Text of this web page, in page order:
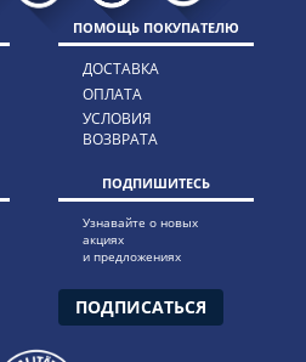
ПОМОЩЬ ПОКУПАТЕЛЮ
ДОСТАВКА
ОПЛАТА
УСЛОВИЯ
ВОЗВРАТА
ПОДПИШИТЕСЬ
Узнавайте о новых
акциях
и предложениях
ПОДПИСАТЬСЯ